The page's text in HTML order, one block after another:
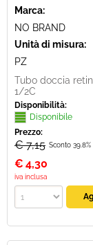
Marca:
NO BRAND
Unità di misura:
PZ
Tubo doccia
1/2C
Disponibilità:
Disponibile
Prezzo:
€ 7,15 Sconto 39.8%
€ 4,30
iva inclusa